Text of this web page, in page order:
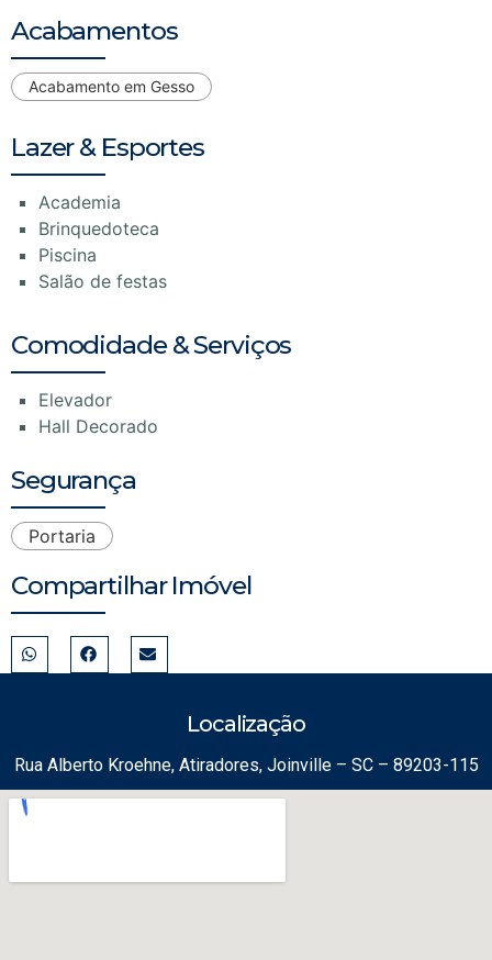
Acabamentos
Acabamento em Gesso
Lazer & Esportes
Academia
Brinquedoteca
Piscina
Salão de festas
Comodidade & Serviços
Elevador
Hall Decorado
Segurança
Portaria
Compartilhar Imóvel
Localização
Rua Alberto Kroehne, Atiradores, Joinville – SC – 89203-115